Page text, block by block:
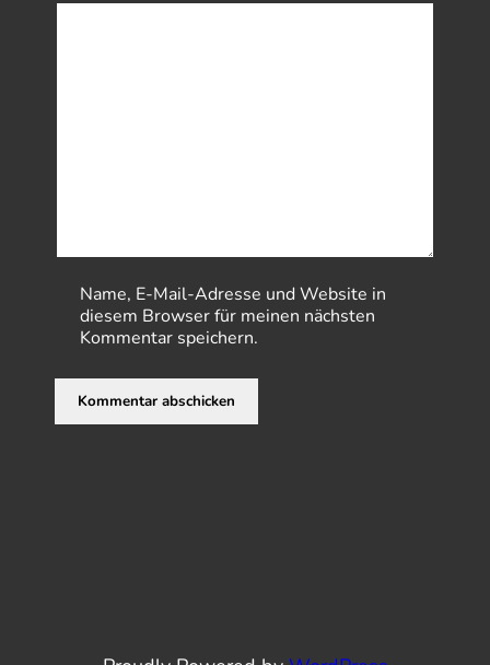
Name, E-Mail-Adresse und Website in
diesem Browser für meinen nächsten
Kommentar speichern.